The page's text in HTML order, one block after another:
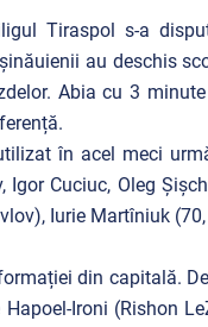
Tiraspol s-a
au deschis
Abia cu 3
în acel meci
Igor Cuciuc, Oleg
Iurie Martîniuk
din capitală.
Ironi (Rishon